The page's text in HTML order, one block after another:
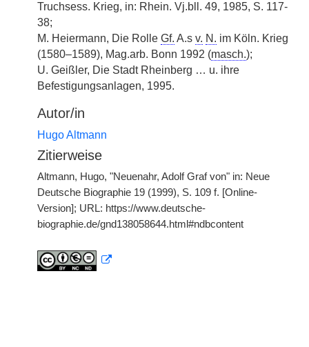
Truchsess. Krieg, in: Rhein. Vj.bll. 49, 1985, S. 117-
38;
M. Heiermann, Die Rolle Gf. A.s v. N. im Köln. Krieg
(1580–1589), Mag.arb. Bonn 1992 (masch.);
U. Geißler, Die Stadt Rheinberg … u. ihre
Befestigungsanlagen, 1995.
Autor/in
Hugo Altmann
Zitierweise
Altmann, Hugo, "Neuenahr, Adolf Graf von" in: Neue
Deutsche Biographie 19 (1999), S. 109 f. [Online-
Version]; URL: https://www.deutsche-
biographie.de/gnd138058644.html#ndbcontent